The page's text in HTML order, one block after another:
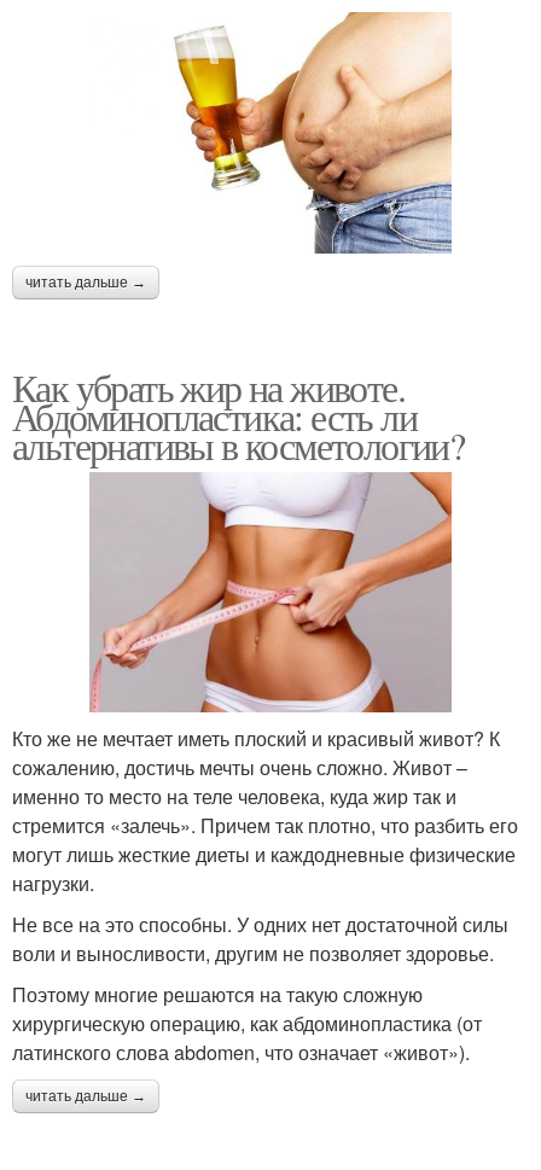
читать дальше →
Как убрать жир на животе.
Абдоминопластика: есть ли
альтернативы в косметологии?
Кто же не мечтает иметь плоский и красивый живот? К
сожалению, достичь мечты очень сложно. Живот –
именно то место на теле человека, куда жир так и
стремится «залечь». Причем так плотно, что разбить его
могут лишь жесткие диеты и каждодневные физические
нагрузки.
Не все на это способны. У одних нет достаточной силы
воли и выносливости, другим не позволяет здоровье.
Поэтому многие решаются на такую сложную
хирургическую операцию, как абдоминопластика (от
латинского слова abdomen, что означает «живот»).
читать дальше →